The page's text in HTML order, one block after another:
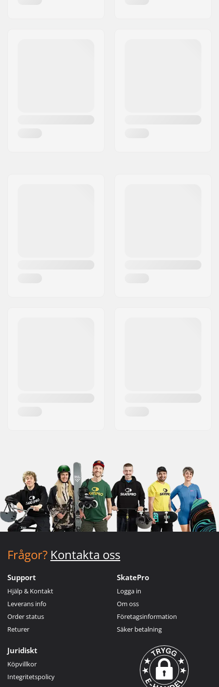
Frågor? Kontakta oss
Support
Hjälp & Kontakt
Leverans info
Order status
Returer
SkatePro
Logga in
Om oss
Företagsinformation
Säker betalning
Juridiskt
Köpvillkor
Integritetspolicy